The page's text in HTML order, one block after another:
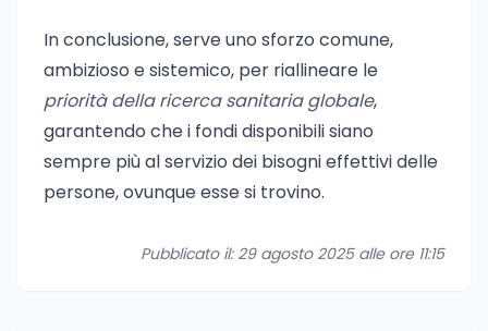
In conclusione, serve uno sforzo comune,
ambizioso e sistemico, per riallineare le
priorità della ricerca sanitaria globale,
garantendo che i fondi disponibili siano
sempre più al servizio dei bisogni effettivi delle
persone, ovunque esse si trovino.
Pubblicato il: 29 agosto 2025 alle ore 11:15